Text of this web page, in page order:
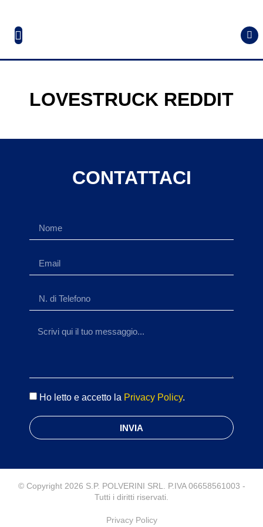
LOVESTRUCK REDDIT
CONTATTACI
Ho letto e accetto la Privacy Policy.
INVIA
© Copyright 2026 S.P. POLVERINI SRL. P.IVA 06658561003 -
Tutti i diritti riservati.
Privacy Policy